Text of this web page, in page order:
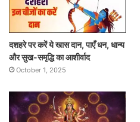
दशहरे पर करें ये खास दान, पाएँ धन, धान्य
और सुख-समृद्धि का आशीर्वाद
October 1, 2025